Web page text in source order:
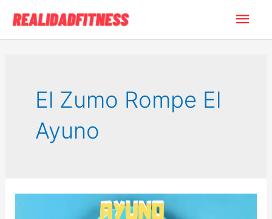
contenido
El Zumo Rompe El
Ayuno